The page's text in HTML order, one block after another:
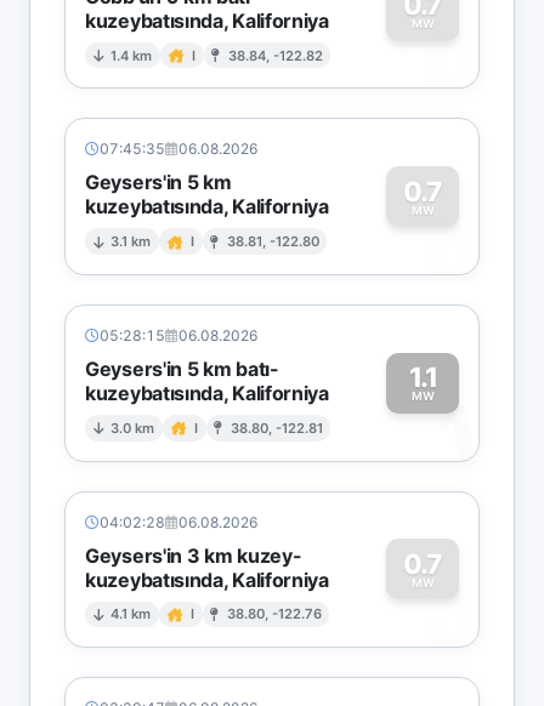
kuzeybatısında, Kaliforniya
1.4 km I 38.84, -122.82
MW
0
07:45:35 06.08.2026
Geysers'in 5 km
kuzeybatısında, Kaliforniya
3.1 km I 38.81, -122.80
0.7
MW
0
05:28:15 06.08.2026
Geysers'in 5 km batı-
kuzeybatısında, Kaliforniya
3.0 km I 38.80, -122.81
1.1
MW1
04:02:28 06.08.2026
Geysers'in 3 km kuzey-
kuzeybatısında, Kaliforniya
4.1 km I 38.80, -122.76
0.7
MW
0